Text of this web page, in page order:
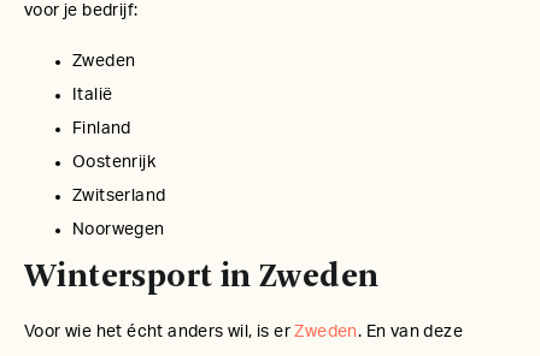
voor je bedrijf:
Zweden
Italië
Finland
Oostenrijk
Zwitserland
Noorwegen
Wintersport in Zweden
Voor wie het écht anders wil, is erZweden. En van deze